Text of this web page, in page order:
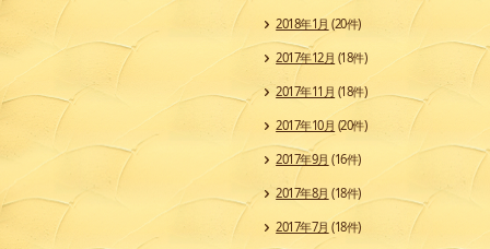
2018年1月 (20件)
2017年12月 (18件)
2017年11月 (18件)
2017年10月 (20件)
2017年9月 (16件)
2017年8月 (18件)
2017年7月 (18件)